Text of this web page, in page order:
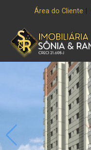
Área do Cliente